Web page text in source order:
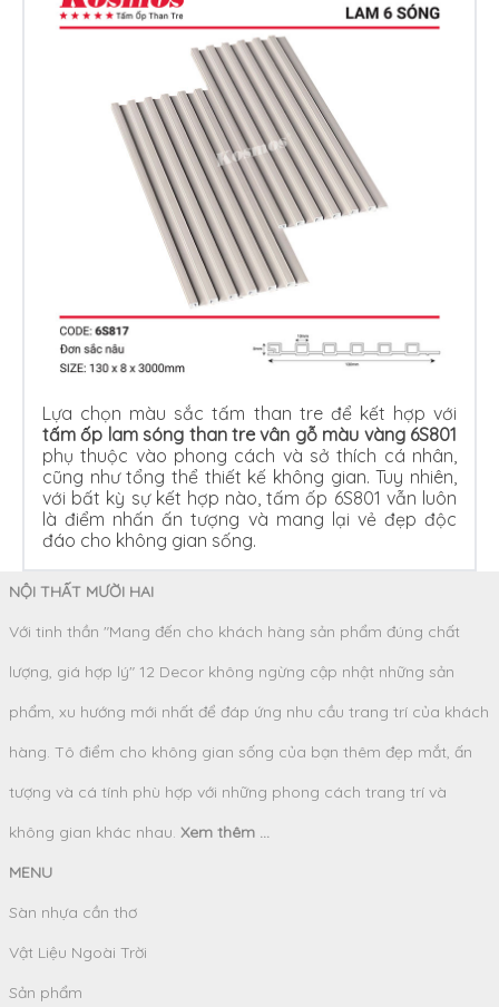
Lựa chọn màu sắc tấm than tre để kết hợp với
tấm ốp lam sóng than tre vân gỗ màu vàng 6S801
phụ thuộc vào phong cách và sở thích cá nhân,
cũng như tổng thể thiết kế không gian. Tuy nhiên,
với bất kỳ sự kết hợp nào, tấm ốp 6S801 vẫn luôn
là điểm nhấn ấn tượng và mang lại vẻ đẹp độc
đáo cho không gian sống.
NỘI THẤT MƯỜI HAI
Với tinh thần "Mang đến cho khách hàng sản phẩm đúng chất
lượng, giá hợp lý" 12 Decor không ngừng cập nhật những sản
phẩm, xu hướng mới nhất để đáp ứng nhu cầu trang trí của khách
hàng. Tô điểm cho không gian sống của bạn thêm đẹp mắt, ấn
tượng và cá tính phù hợp với những phong cách trang trí và
không gian khác nhau. Xem thêm ...
MENU
Sàn nhựa cần thơ
Vật Liệu Ngoài Trời
Sản phẩm